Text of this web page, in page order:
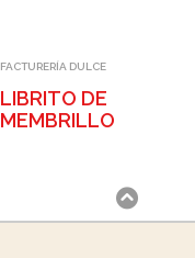
FACTURERÍA DULCE
LIBRITO DE
MEMBRILLO